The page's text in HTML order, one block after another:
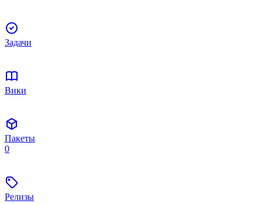
Задачи
Вики
Пакеты
0
Релизы